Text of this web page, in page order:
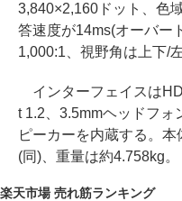
3,840×2,160ドット、色
答速度が14ms(オーバー
1,000:1、視野角は上下/
インターフェイスは
t 1.2、3.5mmヘッドフォ
ピーカーを内蔵する。
(同)、重量は約4.758kg。
楽天市場 売れ筋ランキング